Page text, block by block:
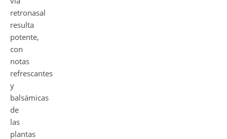
retronasal
resulta
potente,
con
notas
refrescantes
y
balsámicas
de
las
plantas